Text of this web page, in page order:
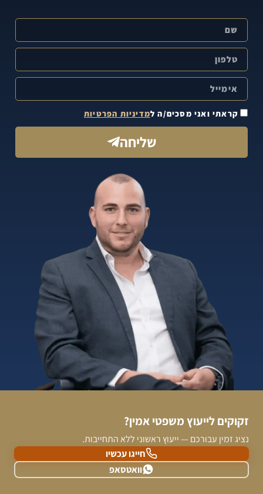
קראתי ואני מסכים/ה למדיניות הפרטיות
שליחה
זקוקים לייעוץ משפטי אמין?
נציג זמין עבורכם — ייעוץ ראשוני ללא התחייבות.
חייגו עכשיו
וואטסאפ